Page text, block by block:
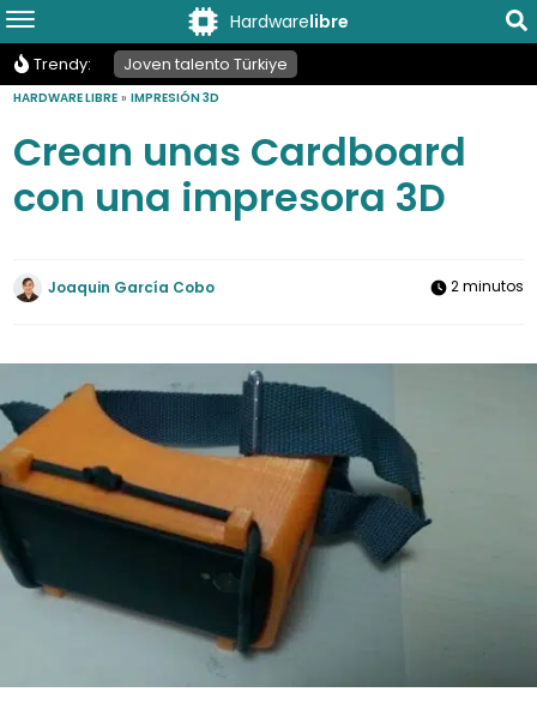
Hardwarelibre
Trendy: Joven talento Türkiye
HARDWARE LIBRE »IMPRESIÓN 3D
Crean unas Cardboard
con una impresora 3D
Joaquin García Cobo 2 minutos